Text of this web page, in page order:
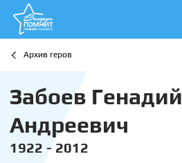
Архив геров
Забоев Генадий
Андреевич
1922 - 2012